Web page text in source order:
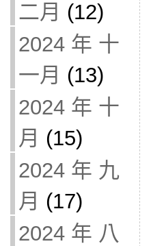
二月 (12)
2024 年 十
一月 (13)
2024 年 十
月 (15)
2024 年 九
月 (17)
2024 年 八